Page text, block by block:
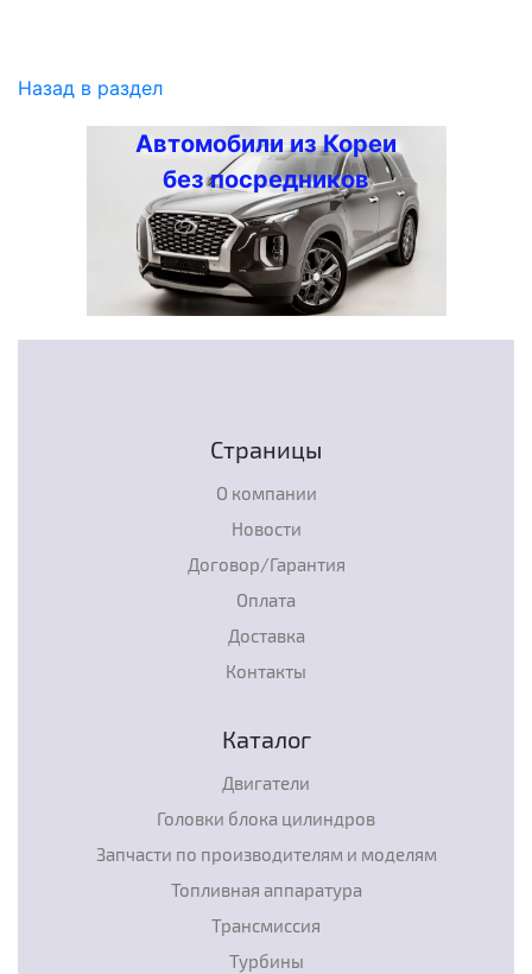
Назад в раздел
Автомобили из Кореи
без посредников
Страницы
О компании
Новости
Договор/Гарантия
Оплата
Доставка
Контакты
Каталог
Двигатели
Головки блока цилиндров
Запчасти по производителям и моделям
Топливная аппаратура
Трансмиссия
Турбины